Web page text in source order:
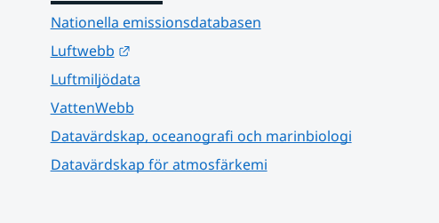
Nationella emissionsdatabasen
Luftwebb
Länk till annan webbplats.
Luftmiljödata
VattenWebb
Datavärdskap, oceanografi och marinbiologi
Datavärdskap för atmosfärkemi